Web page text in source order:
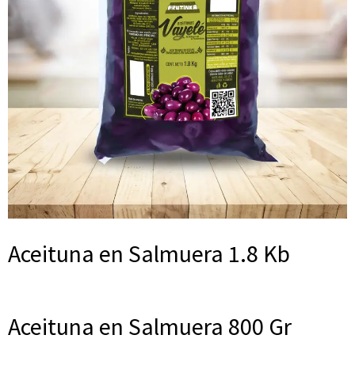
Aceituna en Salmuera 1.8 Kb
Aceituna en Salmuera 800 Gr